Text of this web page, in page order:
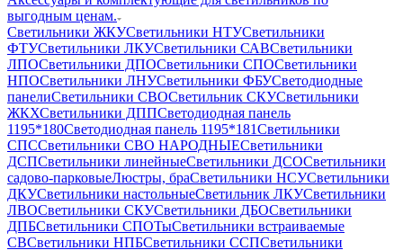
выгодным ценам.
Светильники ЖКУСветильники НТУСветильники
ФТУСветильники ЛКУСветильники САВСветильники
ЛПОСветильники ДПОСветильники СПОСветильники
НПОСветильники ЛНУСветильники ФБУСветодиодные
панелиСветильники СВОСветильник СКУСветильники
ЖКХСветильники ДППСветодиодная панель
1195*180Светодиодная панель 1195*181Светильники
СПССветильники СВО НАРОДНЫЕСветильники
ДСПСветильники линейныеСветильники ДСОСветильники
садово-парковыеЛюстры, браСветильники НСУСветильники
ДКУСветильники настольныеСветильник ЛКУСветильники
ЛВОСветильники СКУСветильники ДБОСветильники
ДПБСветильники СПОТыСветильники встраиваемые
СВСветильники НПБСветильники ССПСветильники